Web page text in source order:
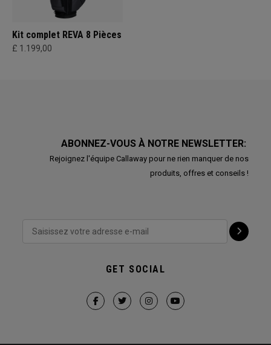
Kit complet REVA 8 Pièces
£ 1.199,00
ABONNEZ-VOUS À NOTRE NEWSLETTER:
Rejoignez l'équipe Callaway pour ne rien manquer de nos
produits, offres et conseils !
GET SOCIAL